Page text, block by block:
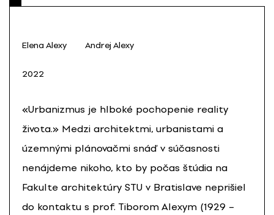
Elena Alexy Andrej Alexy
2022
«Urbanizmus je hlboké pochopenie reality
života.» Medzi architektmi, urbanistami a
územnými plánovačmi snáď v súčasnosti
nenájdeme nikoho, kto by počas štúdia na
Fakulte architektúry STU v Bratislave neprišiel
do kontaktu s prof. Tiborom Alexym (1929 –